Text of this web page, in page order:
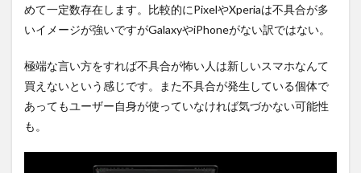
めて一定数存在します。比較的にPixelやXperiaは不具合が多
いイメージが強いですがGalaxyやiPhoneがない訳ではない。
極端な言い方をすれば不具合が怖い人は新しいスマホなんて
買えないという感じです。また不具合が発生している個体で
あってもユーザー自身が使っていなければ気づかない可能性
も。